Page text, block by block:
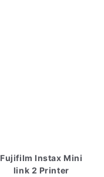
Fujifilm Instax Mini
link 2 Printer